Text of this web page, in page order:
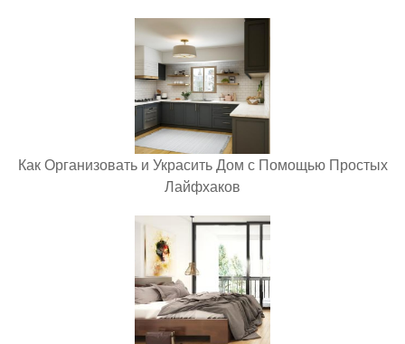
Как Организовать и Украсить Дом с Помощью Простых
Лайфхаков